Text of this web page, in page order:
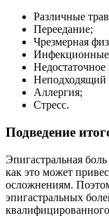
Различные
Переедание;
Чрезмерная
Неподходящий
Аллергия;
Стресс.
Подведение
Эпигастральная
как это может
осложнениям.
эпигастральных